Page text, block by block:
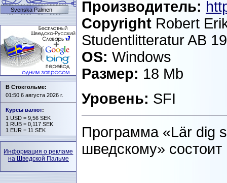
Производитель:
Copyright Robert
Studentlitteratur AB
OS: Windows
Размер: 18 Mb
Уровень: SFI
Программа «Lär dig
шведскому» состоит
Svenska Palmen
В Стокгольме:
01:50 6 августа 2026 г.
Курсы валют:
1 USD = 9,56 SEK
1 RUB = 0,117 SEK
1 EUR = 11 SEK
Информация о рекламе
на Шведской Пальме